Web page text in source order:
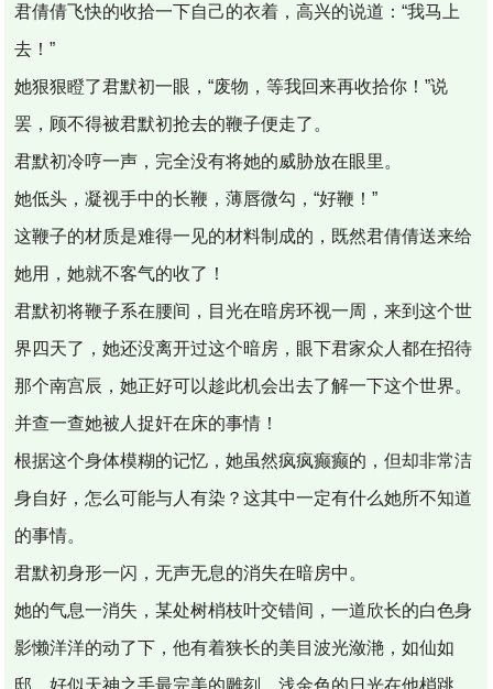
君倩倩飞快的收拾一下自己的衣着，高兴的说道：“我马上
去！”
她狠狠瞪了君默初一眼，“废物，等我回来再收拾你！”说
罢，顾不得被君默初抢去的鞭子便走了。
君默初冷哼一声，完全没有将她的威胁放在眼里。
她低头，凝视手中的长鞭，薄唇微勾，“好鞭！”
这鞭子的材质是难得一见的材料制成的，既然君倩倩送来给
她用，她就不客气的收了！
君默初将鞭子系在腰间，目光在暗房环视一周，来到这个世
界四天了，她还没离开过这个暗房，眼下君家众人都在招待
那个南宫辰，她正好可以趁此机会出去了解一下这个世界。
并查一查她被人捉奸在床的事情！
根据这个身体模糊的记忆，她虽然疯疯癫癫的，但却非常洁
身自好，怎么可能与人有染？这其中一定有什么她所不知道
的事情。
君默初身形一闪，无声无息的消失在暗房中。
她的气息一消失，某处树梢枝叶交错间，一道欣长的白色身
影懒洋洋的动了下，他有着狭长的美目波光潋滟，如仙如
邸，好似天神之手最完美的雕刻，浅金色的日光在他梢跳